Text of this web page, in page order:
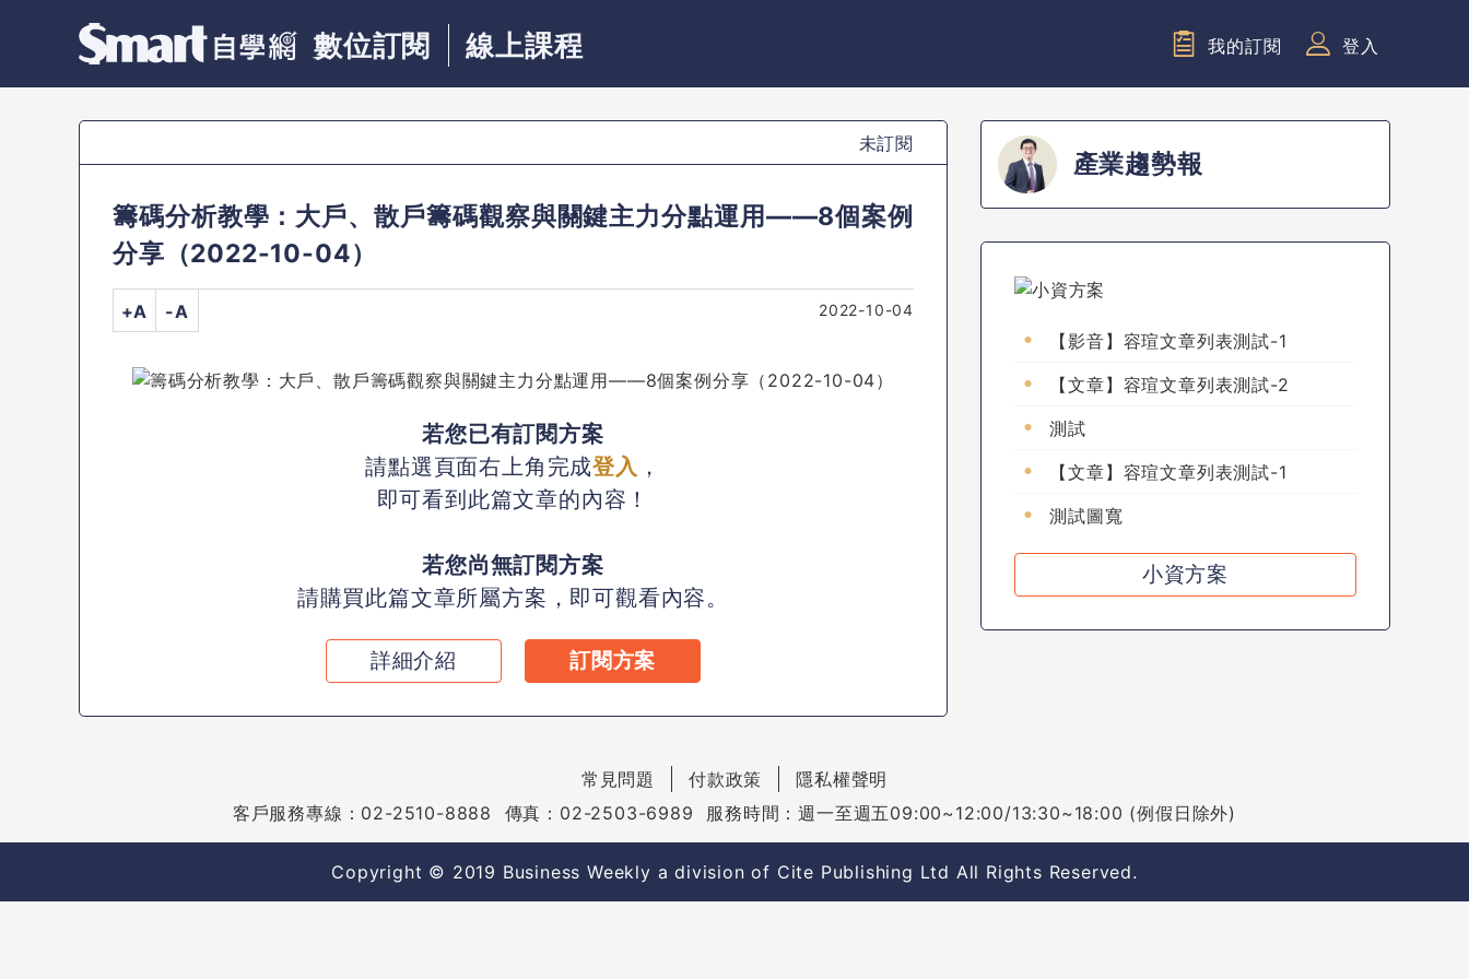
數位訂閱 線上課程 我的訂閱 登入
未訂閱
籌碼分析教學：大戶、散戶籌碼觀察與關鍵主力分點運用——8個案例
分享（2022-10-04）
+A -A 2022-10-04
若您已有訂閱方案
請點選頁面右上角完成登入 ，
即可看到此篇文章的內容！
若您尚無訂閱方案
請購買此篇文章所屬方案，即可觀看內容。
詳細介紹 訂閱方案
產業趨勢報
【影音】容瑄文章列表測試-1
【文章】容瑄文章列表測試-2
測試
【文章】容瑄文章列表測試-1
測試圖寬
小資方案
常見問題 付款政策
隱私權聲明
客戶服務專線：02-2510-8888 傳真：02-2503-6989 服務時間：週一至週五09:00~12:00/13:30~18:00 (例假日除外)
Copyright © 2019 Business Weekly a division of Cite Publishing Ltd All Rights Reserved.